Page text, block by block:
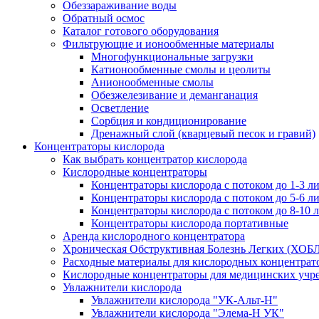
Обеззараживание воды
Обратный осмос
Каталог готового оборудования
Фильтрующие и ионообменные материалы
Многофункциональные загрузки
Катионообменные смолы и цеолиты
Анионообменные смолы
Обезжелезивание и деманганация
Осветление
Сорбция и кондиционирование
Дренажный слой (кварцевый песок и гравий)
Концентраторы кислорода
Как выбрать концентратор кислорода
Кислородные концентраторы
Концентраторы кислорода с потоком до 1-3
Концентраторы кислорода с потоком до 5-6
Концентраторы кислорода с потоком до 8-10
Концентраторы кислорода портативные
Аренда кислородного концентратора
Хроническая Обструктивная Болезнь Легких
Расходные материалы для кислородных
Кислородные концентраторы для медицинских
Увлажнители кислорода
Увлажнители кислорода "УК-Альт-Н"
Увлажнители кислорода "Элема-Н УК"